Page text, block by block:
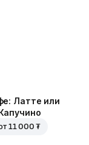
Латте или
11 000 ₮